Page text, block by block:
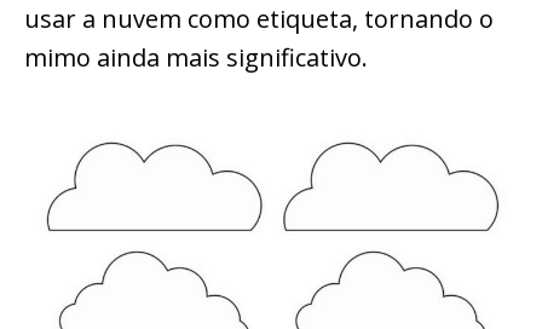
usar a nuvem como etiqueta, tornando o
mimo ainda mais significativo.